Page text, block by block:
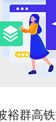
裕群高